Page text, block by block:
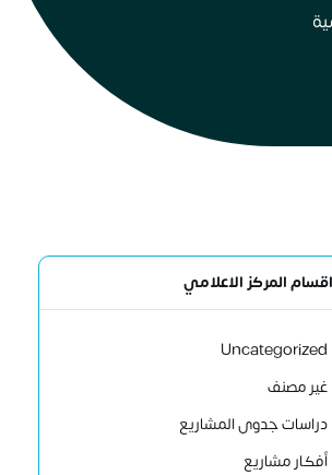
اقسام المركز الاعلامي
Uncategorized
غير مصنف
دراسات جدوى المشاريع
أفكار مشاريع